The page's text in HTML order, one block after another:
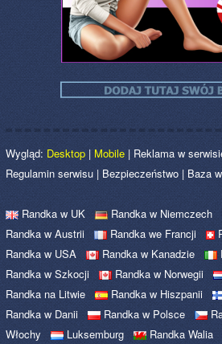
Wygląd: Desktop | Mobile | Reklama w
Regulamin serwisu | Bezpieczeństwo | Baza
Randka w UK Randka w Niemczech
Randka w Austrii
Randka we Francji
Randka w USA
Randka w Kanadzie
Randka w Szkocji
Randka w Norwegii
Randka na Litwie
Randka w Hiszpanii
Randka w Danii
Randka w Polsce
Włochy
Luksemburg Randka Walia